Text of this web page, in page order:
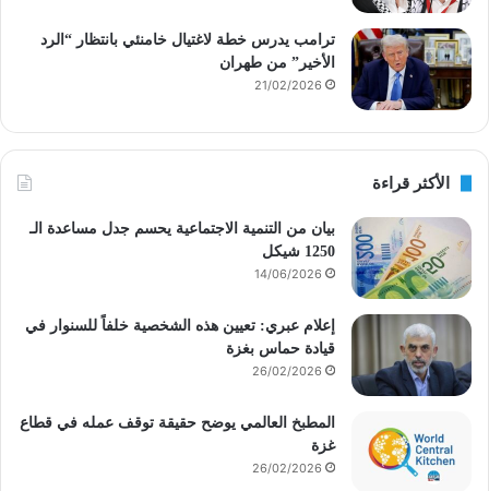
ترامب يدرس خطة لاغتيال خامنئي بانتظار “الرد
الأخير” من طهران
21/02/2026
الأكثر قراءة
بيان من التنمية الاجتماعية يحسم جدل مساعدة الـ
1250 شيكل
14/06/2026
إعلام عبري: تعيين هذه الشخصية خلفاً للسنوار في
قيادة حماس بغزة
26/02/2026
المطبخ العالمي يوضح حقيقة توقف عمله في قطاع
غزة
26/02/2026